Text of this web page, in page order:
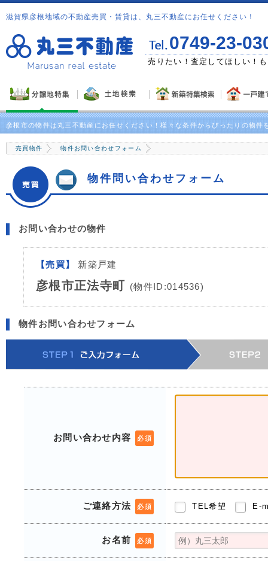
滋賀県彦根地域の不動産売買・賃貸は、丸三不動産にお任せください！
0749-23-
ント！ 売りたい！査定してほしい！
彦根市の物件は丸三不動産にお任せください！様々な条件からぴったりの物件
売買物件 物件お問い合わせフォーム
物件問い合わせフォーム
お問い合わせの物件
【売買】 新築戸建
彦根市正法寺町 (物件ID:014536)
物件お問い合わせフォーム
お問い合わせ内容 必須
ご連絡方法 必須 TEL希望 E-
お名前 必須